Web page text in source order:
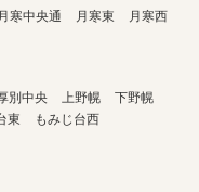
月寒中央通 月寒東
月寒西
別中央 上野幌
下野幌
東
もみじ台西